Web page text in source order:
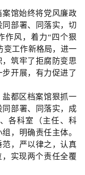
馆始终将党风廉政
部署、同落实，切
作风，着力“四个狠
变工作新格局，进一
筑牢了拒腐防变思
开展， 有力促进了
都区档案馆狠抓一
部署、同落实，成
各科室（主任、科
，明确责任主体。
，严以律之，认真
实现两个责任全覆